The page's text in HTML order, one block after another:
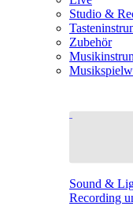
Studio &
Zubehör
Sound &
Recording